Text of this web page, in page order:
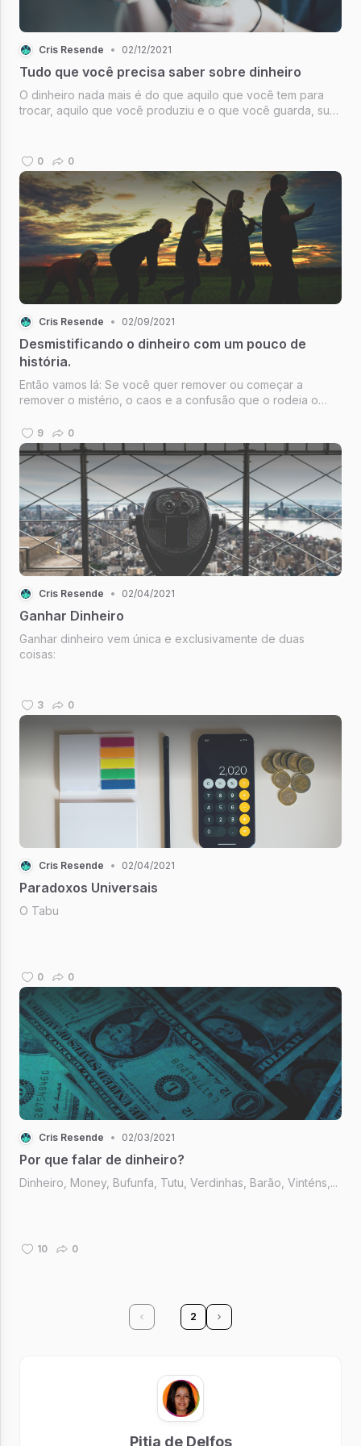
Cris Resende • 02/12/2021
Tudo que você precisa saber sobre dinheiro
O dinheiro nada mais é do que aquilo que você tem para
trocar, aquilo que você produziu e o que você guarda, sua
0 0
Cris Resende • 02/09/2021
Desmistificando o dinheiro com um pouco de
história.
Então vamos lá: Se você quer remover ou começar a
remover o mistério, o caos e a confusão que o rodeia o
pergunta:
9 0
Cris Resende • 02/04/2021
Ganhar Dinheiro
Ganhar dinheiro vem única e exclusivamente de duas
coisas:
3 0
Cris Resende • 02/04/2021
Paradoxos Universais
O Tabu
0 0
Cris Resende • 02/03/2021
Por que falar de dinheiro?
Dinheiro, Money, Bufunfa, Tutu, Verdinhas, Barão, Vinténs,...
10 0
2
Pitia de Delfos